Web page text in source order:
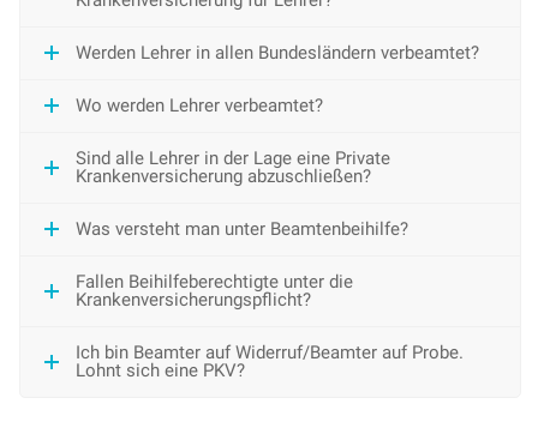
Werden Lehrer in allen Bundesländern verbeamtet?
Wo werden Lehrer verbeamtet?
Sind alle Lehrer in der Lage eine Private
Krankenversicherung abzuschließen?
Was versteht man unter Beamtenbeihilfe?
Fallen Beihilfeberechtigte unter die
Krankenversicherungspflicht?
Ich bin Beamter auf Widerruf/Beamter auf Probe.
Lohnt sich eine PKV?